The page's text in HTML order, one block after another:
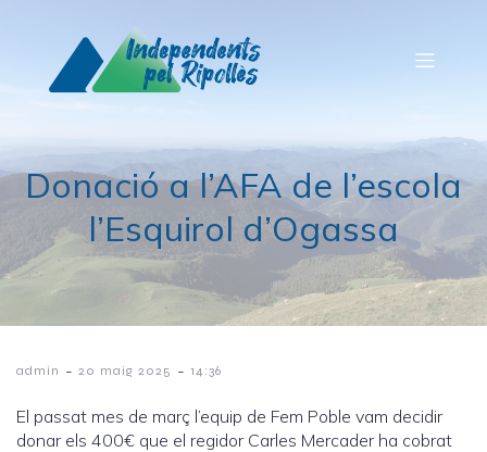
Donació a l’AFA de l’escola
l’Esquirol d’Ogassa
admin - 20 maig 2025 - 14:36
El passat mes de març l’equip de Fem Poble vam decidir
donar els 400€ que el regidor Carles Mercader ha cobrat